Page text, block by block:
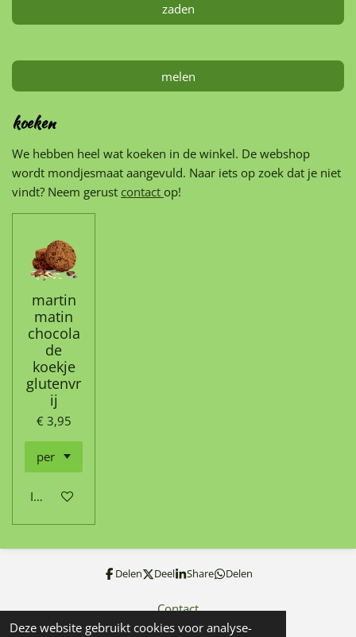
Deze website gebruikt cookies voor analyse-
zaden
melen
koeken
We hebben heel wat koeken in de winkel. De webshop
wordt mondjesmaat aangevuld. Naar iets op zoek dat je niet
vindt? Neem gerust contact op!
martin
matin
chocola
de
koekje
glutenvr
ij
€ 3,95
In winkelwagen
Delen Deel Share Delen
Contact
© 2022 - 2026 forbodyandsoul